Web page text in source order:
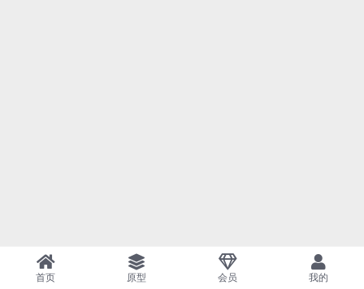
首页 原型 会员 我的